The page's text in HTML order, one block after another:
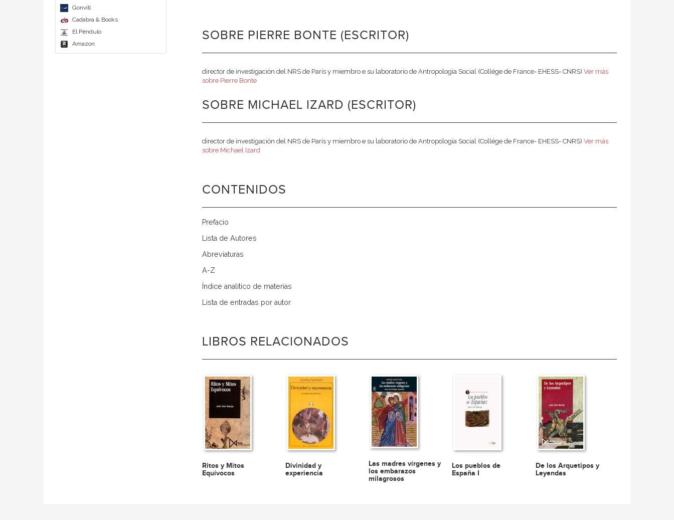
Gonvill
Cadabra & Books
El Péndulo
Amazon
SOBRE PIERRE BONTE (ESCRITOR)
director de investigación del NRS de París y miembro e su laboratorio de Antropología Social (Collége de France- EHESS- CNRS) Ver más
sobre Pierre Bonte
SOBRE MICHAEL IZARD (ESCRITOR)
director de investigación del NRS de París y miembro e su laboratorio de Antropología Social (Collége de France- EHESS- CNRS) Ver más
sobre Michael Izard
CONTENIDOS
Prefacio
Lista de Autores
Abreviaturas
A-Z
Índice analítico de materias
Lista de entradas por autor
LIBROS RELACIONADOS
Ritos y Mitos
Equívocos
Divinidad y
experiencia
Las madres vírgenes y
los embarazos
milagrosos
Los pueblos de
España I
De los Arquetipos y
Leyendas